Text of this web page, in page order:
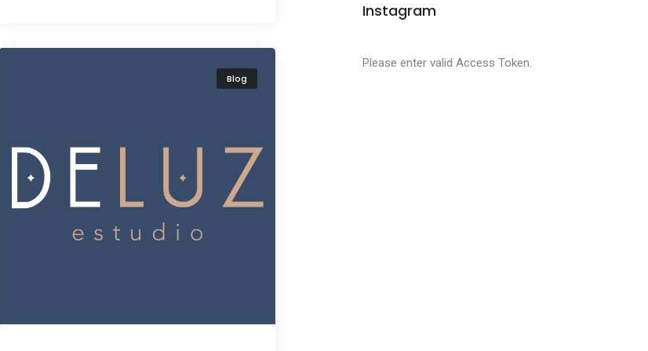
Blog
Instagram
Please enter valid Access Token.